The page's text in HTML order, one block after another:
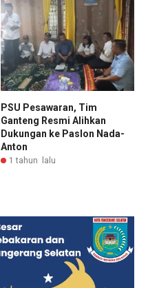
PSU Pesawaran, Tim
Ganteng Resmi Alihkan
Dukungan ke Paslon Nada-
Anton
1 tahun lalu